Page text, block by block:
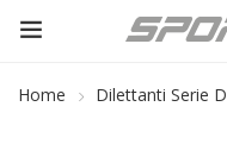
Home Dilettanti Serie D